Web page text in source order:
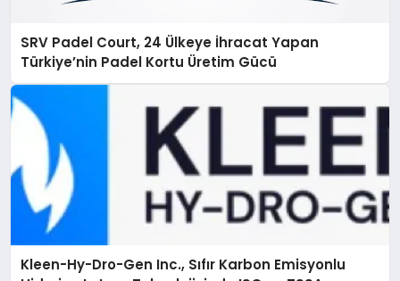
SRV Padel Court, 24 Ülkeye İhracat Yapan
Türkiye’nin Padel Kortu Üretim Gücü
Kleen-Hy-Dro-Gen Inc., Sıfır Karbon Emisyonlu